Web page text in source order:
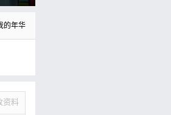
的年华
资料